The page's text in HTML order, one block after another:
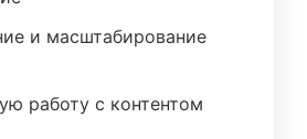
и масштабирование
работу с контентом